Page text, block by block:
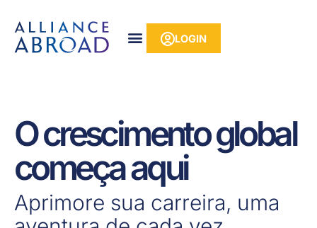
conteúdo
para
LOGIN
O crescimento global
começa aqui
Aprimore sua carreira, uma